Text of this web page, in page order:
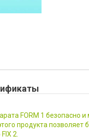
FORM 1 безопасно и
продукта позволяет
2.